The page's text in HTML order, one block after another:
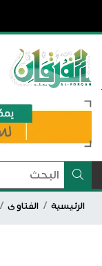
الرئيسية الفتاوى